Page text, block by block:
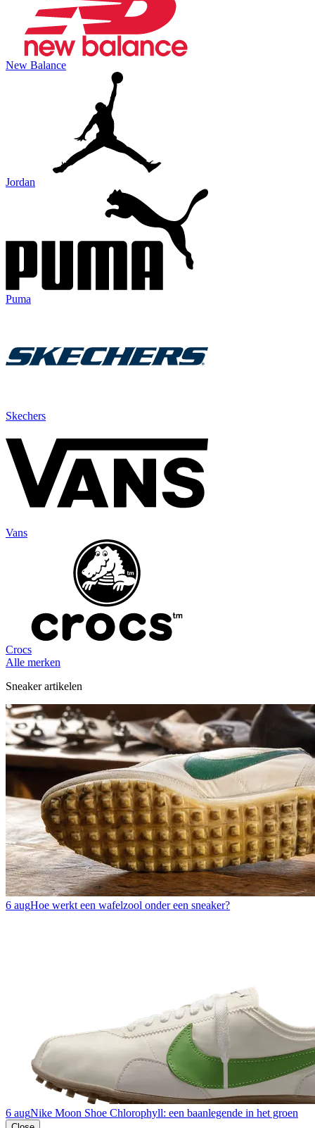
New Balance
Jordan
Puma
Skechers
Vans
Crocs
Alle merken
Sneaker artikelen
6 augHoe werkt een wafelzool onder een sneaker?
6 augNike Moon Shoe Chlorophyll: een baanlegende in het groen